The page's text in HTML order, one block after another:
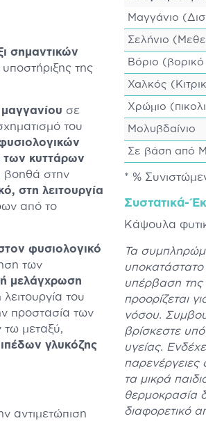
σημαντικών
της
μαγγανίου σε
του
των κυττάρων
βοηθά στην
στη λειτουργία
από το
φυσιολογικό
των
μελάγχρωση
του
προστασία των
τω μεταξύ,
γλυκόζης
αντιμετώπιση
Μαγγάνιο
Σελήνιο
Βόριο (βορικό
Χαλκός
Χρώμιο
Μολυβδαίνιο
Σε βάση από
* %
Συστατικά-
Κάψουλα
Τα
υποκατάστατο
υπέρβαση της
προορίζεται
νόσου.
βρίσκεστε
υγείας.
τα μικρά
θερμοκρασία
διαφορετικό